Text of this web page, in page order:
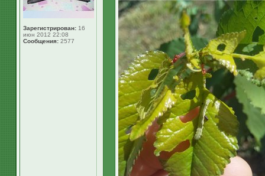
Зарегистрирован: 16
июн 2012 22:08
Сообщения: 2577